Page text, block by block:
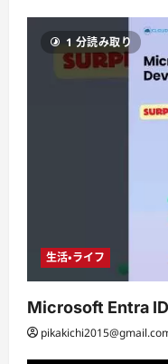
1 分読み取り
生活・ライフ
Microsoft Entra